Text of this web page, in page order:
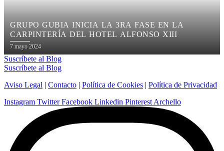
GRUPO GUBIA INICIA LA 3RA FASE EN LA
CARPINTERÍA DEL HOTEL ALFONSO XIII
Posted
on
7 mayo 2024
Suscríbete al Blog
Suscríbete al Blog
Aviso Legal | Contacto | Política de Cookies | Política de Privacidad
Instagram Twitter Facebook Linkedin Pinterest Archello